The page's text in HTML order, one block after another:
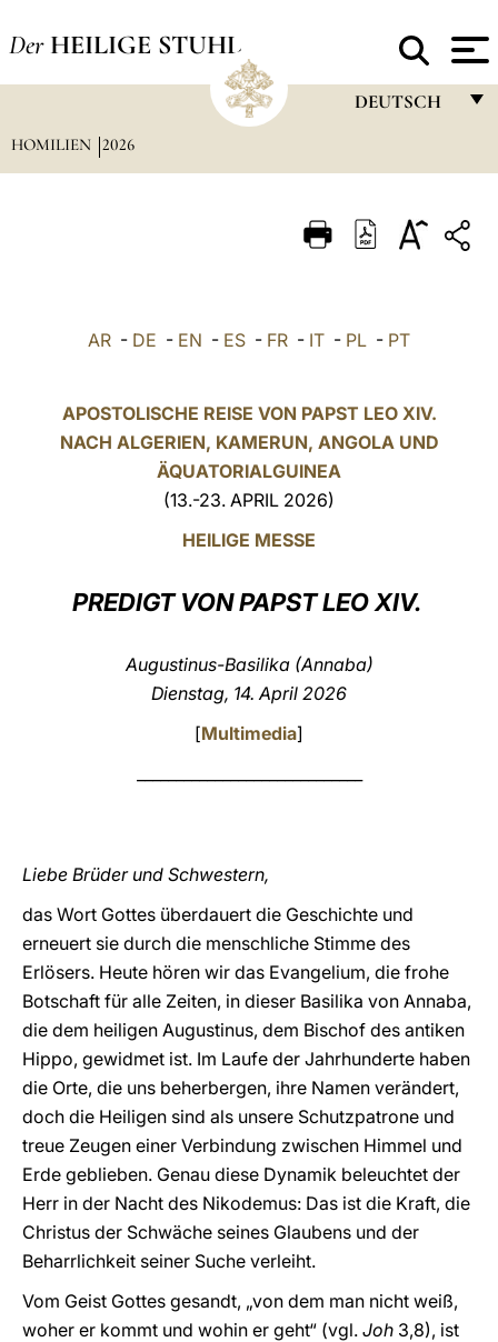
Der HEILIGE STUHL
DEUTSCH
ITALIANO
POLSKI
العربيّة
HOMILIEN 2026
AR - DE - EN - ES - FR - IT - PL - PT
APOSTOLISCHE REISE VON PAPST LEO XIV.
NACH ALGERIEN, KAMERUN, ANGOLA UND
ÄQUATORIALGUINEA
(13.-23. APRIL 2026)
HEILIGE MESSE
PREDIGT VON PAPST LEO XIV.
Augustinus-Basilika (Annaba)
Dienstag, 14. April 2026
[Multimedia]
Liebe Brüder und Schwestern,
das Wort Gottes überdauert die Geschichte und
erneuert sie durch die menschliche Stimme des
Erlösers. Heute hören wir das Evangelium, die frohe
Botschaft für alle Zeiten, in dieser Basilika von Annaba,
die dem heiligen Augustinus, dem Bischof des antiken
Hippo, gewidmet ist. Im Laufe der Jahrhunderte haben
die Orte, die uns beherbergen, ihre Namen verändert,
doch die Heiligen sind als unsere Schutzpatrone und
treue Zeugen einer Verbindung zwischen Himmel und
Erde geblieben. Genau diese Dynamik beleuchtet der
Herr in der Nacht des Nikodemus: Das ist die Kraft, die
Christus der Schwäche seines Glaubens und der
Beharrlichkeit seiner Suche verleiht.
Vom Geist Gottes gesandt, „von dem man nicht weiß,
woher er kommt und wohin er geht“ (vgl. Joh 3,8), ist